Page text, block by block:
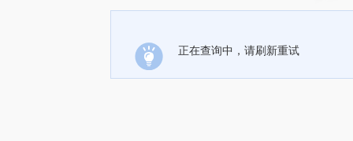
正在查询中，请刷新重试